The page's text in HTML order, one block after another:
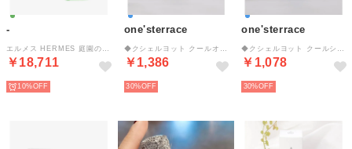
-
￥18,711
10%
one'sterrace
￥1,386
30%
one'sterrace
￥1,078
30%